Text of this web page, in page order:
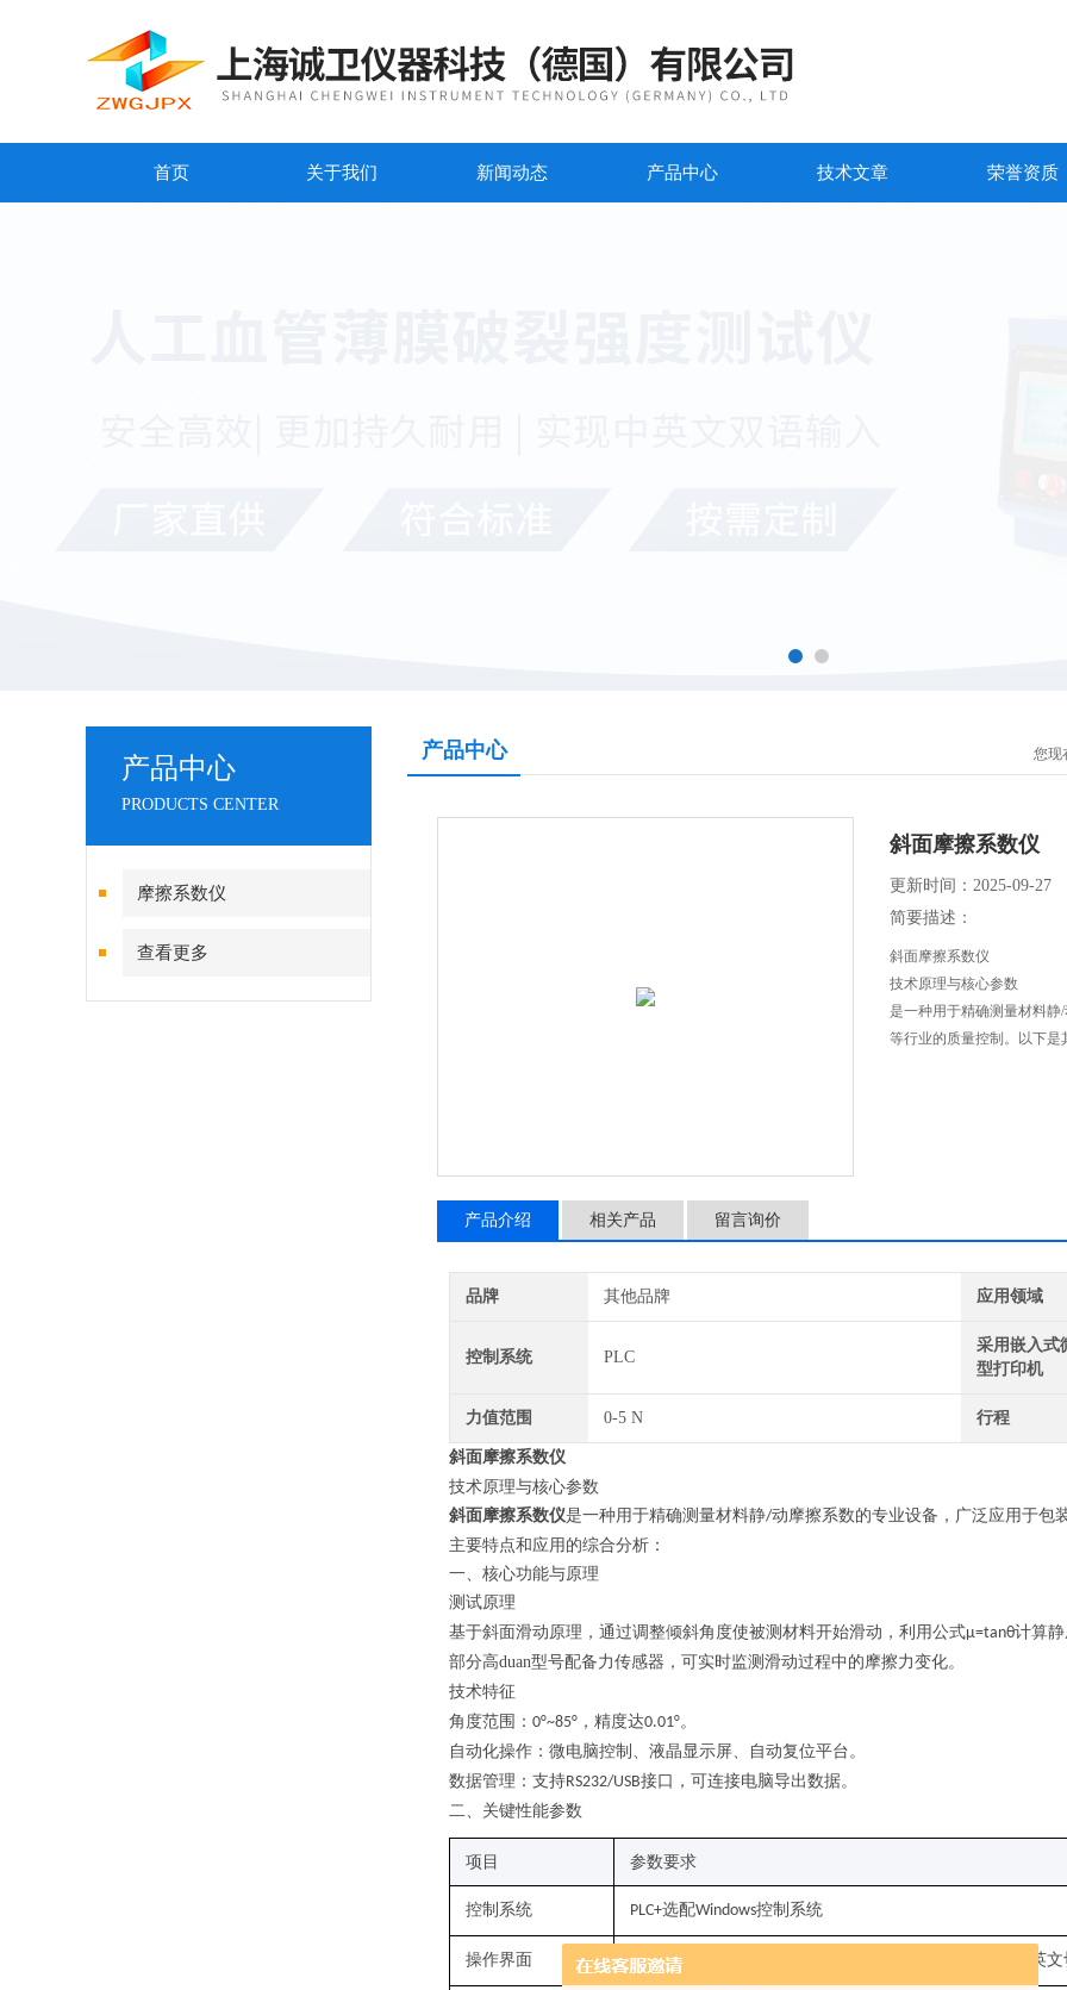
首页 关于我们 新闻动态 产品中心 技术文章 荣誉资质
产品中心
PRODUCTS CENTER
摩擦系数仪
查看更多
产品中心 您现
斜面摩擦系数仪
更新时间：2025-09-27
简要描述：
斜面摩擦系数仪‌
技术原理与核心参数
是一种用于精确测量材料
等行业的质量控制。以下
产品介绍 相关产品 留言询价
品牌 其他品牌 应用领域
控制系统 PLC
采用嵌入式
型打印机
力值范围 0-5 N 行程
斜面摩擦系数仪
技术原理与核心参数
斜面摩擦系数仪是一种用于精确测量材料静/动摩擦系数的专业设备，广泛应用于包
主要特点和应用的综合分析：
一、核心功能与原理
测试原理
基于斜面滑动原理，通过调整倾斜角度使被测材料开始滑动，利用公式μ=tanθ计算
部分高duan型号配备力传感器，可实时监测滑动过程中的摩擦力变化。
技术特征
角度范围 ： 0°~85° ，精度达0.01°‌。
自动化操作 ：微电脑控制、液晶显示屏、自动复位平台。
数据管理 ：支持RS232/USB接口，可连接电脑导出数据。
二、关键性能参数
项目 参数要求
控制系统 PLC+选配Windows控制系统
操作界面 彩色7寸触摸屏 选配笔记本电脑或者选择台式电脑，中英